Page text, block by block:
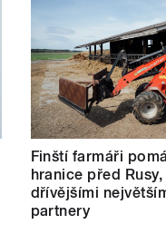
Finští farmáři
hranice před Rusy,
dřívějšími
partnery